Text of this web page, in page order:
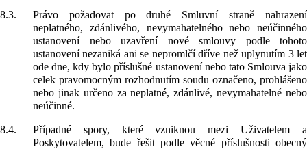
8.3.
Právo požadovat po druhé Smluvní straně nahrazení
neplatného, zdánlivého, nevymahatelného nebo neúčinného
ustanovení nebo uzavření nové smlouvy podle tohoto
ustanovení nezaniká ani se nepromlčí dříve než uplynutím 3 let
ode dne, kdy bylo příslušné ustanovení nebo tato Smlouva jako
celek pravomocným rozhodnutím soudu označeno, prohlášeno
nebo jinak určeno za neplatné, zdánlivé, nevymahatelné nebo
neúčinné.
8.4.
Případné spory, které vzniknou mezi Uživatelem a
Poskytovatelem, bude řešit podle věcné příslušnosti obecný